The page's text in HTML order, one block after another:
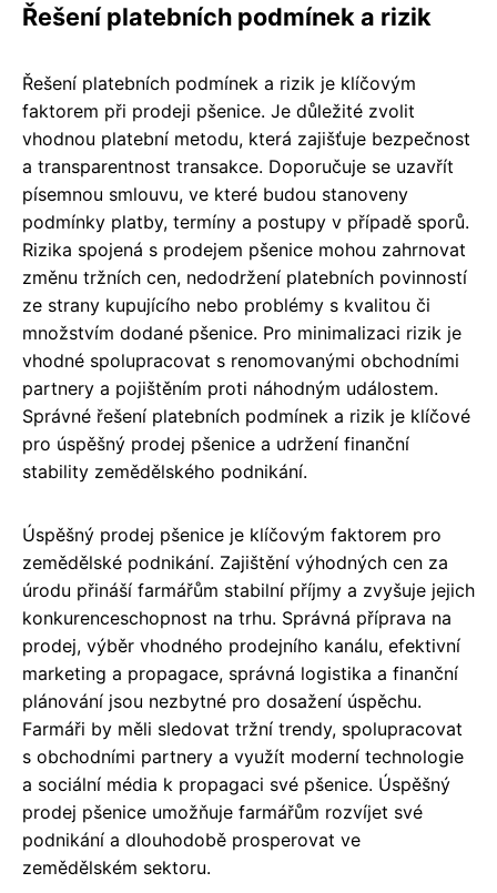
Řešení platebních podmínek a rizik
Řešení platebních podmínek a rizik je klíčovým
faktorem při prodeji pšenice. Je důležité zvolit
vhodnou platební metodu, která zajišťuje bezpečnost
a transparentnost transakce. Doporučuje se uzavřít
písemnou smlouvu, ve které budou stanoveny
podmínky platby, termíny a postupy v případě sporů.
Rizika spojená s prodejem pšenice mohou zahrnovat
změnu tržních cen, nedodržení platebních povinností
ze strany kupujícího nebo problémy s kvalitou či
množstvím dodané pšenice. Pro minimalizaci rizik je
vhodné spolupracovat s renomovanými obchodními
partnery a pojištěním proti náhodným událostem.
Správné řešení platebních podmínek a rizik je klíčové
pro úspěšný prodej pšenice a udržení finanční
stability zemědělského podnikání.
Úspěšný prodej pšenice je klíčovým faktorem pro
zemědělské podnikání. Zajištění výhodných cen za
úrodu přináší farmářům stabilní příjmy a zvyšuje jejich
konkurenceschopnost na trhu. Správná příprava na
prodej, výběr vhodného prodejního kanálu, efektivní
marketing a propagace, správná logistika a finanční
plánování jsou nezbytné pro dosažení úspěchu.
Farmáři by měli sledovat tržní trendy, spolupracovat
s obchodními partnery a využít moderní technologie
a sociální média k propagaci své pšenice. Úspěšný
prodej pšenice umožňuje farmářům rozvíjet své
podnikání a dlouhodobě prosperovat ve
zemědělském sektoru.